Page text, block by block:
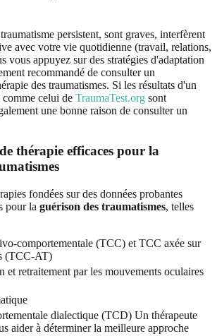
persistent, sont graves, interfèrent
avec votre vie quotidienne (travail, relations,
vous appuyez sur des stratégies d'adaptation
recommandé de consulter un
des traumatismes. Si les résultats d'un
comme celui de TraumaTest.org sont
une bonne raison de consulter un
thérapie efficaces pour la
fondées sur des données probantes
pour la guérison des traumatismes, telles
comportementale (TCC) et TCC axée sur
(TCC-AT)
et retraitement par les mouvements oculaires
dialectique (TCD) Un thérapeute
aider à déterminer la meilleure approche